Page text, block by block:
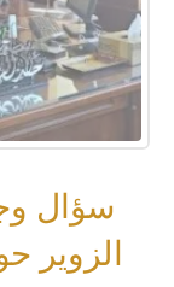
سؤال
الزوير